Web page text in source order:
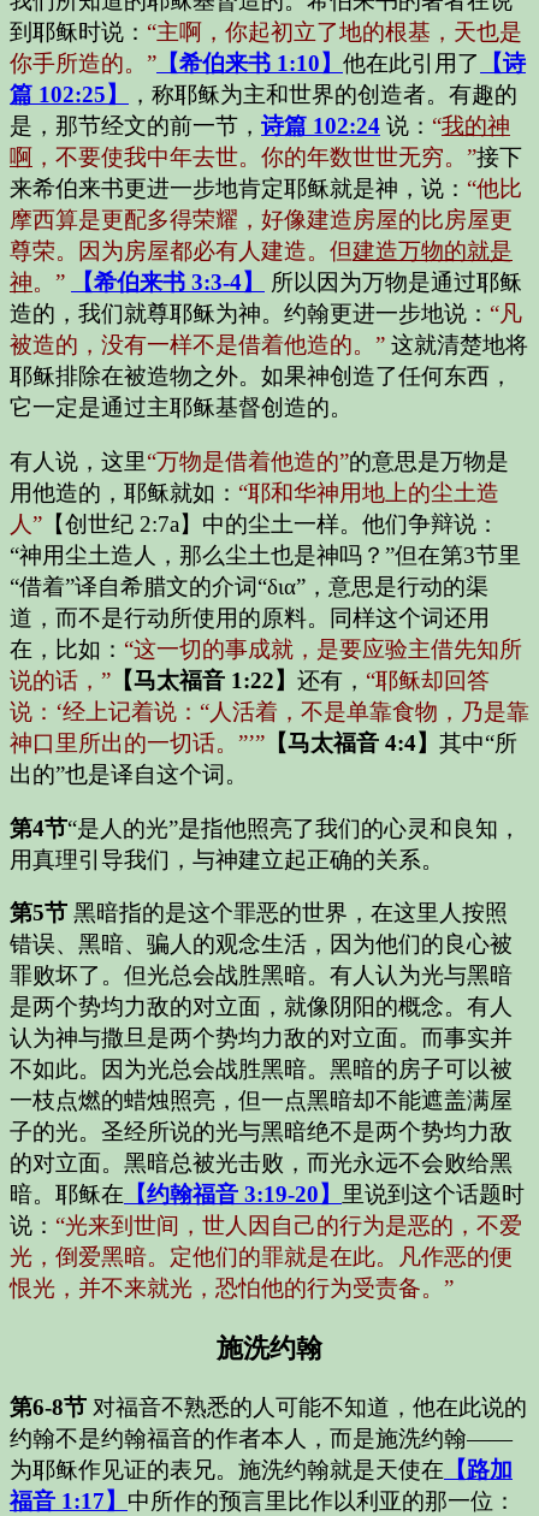
到耶稣时说： “主啊，你起初立了地的根基，天也是
你手所造的。” 【希伯来书 1:10】 他在此引用了
【诗
篇 102:25】
，称耶稣为主和世界的创造者。有趣的
是，那节经文的前一节， 诗篇 102:24 说： “我的神
啊 ，不要使我中年去世。你的年数世世无穷。”接下
来希伯来书更进一步地肯定耶稣就是神，说： “他比
摩西算是更配多得荣耀，好像建造房屋的比房屋更
尊荣。因为房屋都必有人建造。但建造万物的就是
神。” 【希伯来书 3:3-4】
所以因为万物是通过耶稣
造的，我们就尊耶稣为神。约翰更进一步地说： “凡
被造的，没有一样不是借着他造的。” 这就清楚地将
耶稣排除在被造物之外。如果神创造了任何东西，
它一定是通过主耶稣基督创造的。
有人说，这里“万物是借着他造的”的意思是万物是
用他造的，耶稣就如： “耶和华神用地上的尘土造
人” 【创世纪 2:7a】中的尘土一样。他们争辩说：
“神用尘土造人，那么尘土也是神吗？”但在第3节里
“借着”译自希腊文的介词“δια”，意思是行动的渠
道，而不是行动所使用的原料。同样这个词还用
在，比如： “这一切的事成就，是要应验主借先知所
说的话，” 【马太福音 1:22】 还有， “耶稣却回答
说：‘经上记着说：“人活着，不是单靠食物，乃是靠
神口里所出的一切话。”’” 【马太福音 4:4】 其中“所
出的”也是译自这个词。
第4节“是人的光”是指他照亮了我们的心灵和良知，
用真理引导我们，与神建立起正确的关系。
第5节 黑暗指的是这个罪恶的世界，在这里人按照
错误、黑暗、骗人的观念生活，因为他们的良心被
罪败坏了。但光总会战胜黑暗。有人认为光与黑暗
是两个势均力敌的对立面，就像阴阳的概念。有人
认为神与撒旦是两个势均力敌的对立面。而事实并
不如此。因为光总会战胜黑暗。黑暗的房子可以被
一枝点燃的蜡烛照亮，但一点黑暗却不能遮盖满屋
子的光。圣经所说的光与黑暗绝不是两个势均力敌
的对立面。黑暗总被光击败，而光永远不会败给黑
暗。耶稣在 【约翰福音 3:19-20】 里说到这个话题时
说： “光来到世间，世人因自己的行为是恶的，不爱
光，倒爱黑暗。定他们的罪就是在此。凡作恶的便
恨光，并不来就光，恐怕他的行为受责备。”
施洗约翰
第6-8节 对福音不熟悉的人可能不知道，他在此说的
约翰不是约翰福音的作者本人，而是施洗约翰——
为耶稣作见证的表兄。施洗约翰就是天使在 【路加
福音 1:17】 中所作的预言里比作以利亚的那一位：